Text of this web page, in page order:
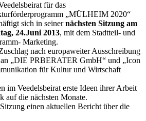
für das
„MÜLHEIM 2020“
sich in seinernächsten Sitzung am
24.Juni 2013, mit dem Stadtteil- und
Marketing.
nach europaweiter Ausschreibung
„DIE PRBERATER GmbH“ und „Icon
für Kultur und Wirtschaft
im Veedelsbeirat erste Ideen ihrer Arbeit
auf die nächsten Monate.
einen aktuellen Bericht über die